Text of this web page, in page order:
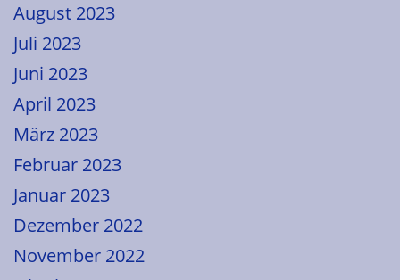
August 2023
Juli 2023
Juni 2023
April 2023
März 2023
Februar 2023
Januar 2023
Dezember 2022
November 2022